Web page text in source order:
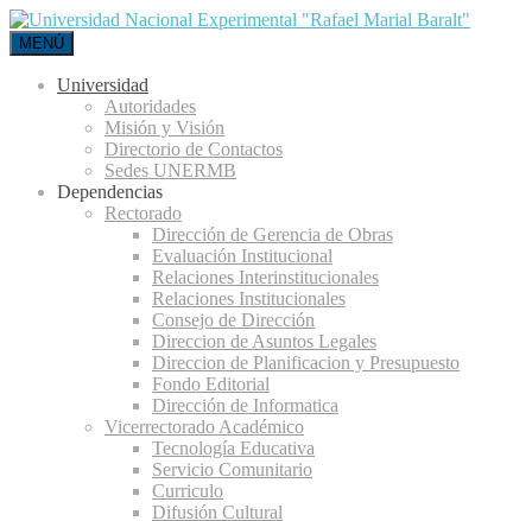
MENÚ
Universidad
Autoridades
Misión y Visión
Directorio de Contactos
Sedes UNERMB
Dependencias
Rectorado
Dirección de Gerencia de Obras
Evaluación Institucional
Relaciones Interinstitucionales
Relaciones Institucionales
Consejo de Dirección
Direccion de Asuntos Legales
Direccion de Planificacion y Presupuesto
Fondo Editorial
Dirección de Informatica
Vicerrectorado Académico
Tecnología Educativa
Servicio Comunitario
Curriculo
Difusión Cultural